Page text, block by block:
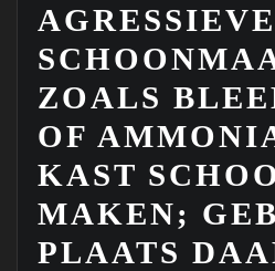
AGRESSIEVE
ZOALS
OF
KAST
MAKEN;
PLAATS